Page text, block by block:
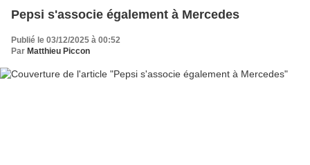
Pepsi s'associe également à Mercedes
Publié le 03/12/2025 à 00:52
Par Matthieu Piccon